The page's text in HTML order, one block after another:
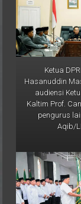
Ketua
Hasanuddin
audiensi
Kaltim Prof.
pengurus
Aqib/